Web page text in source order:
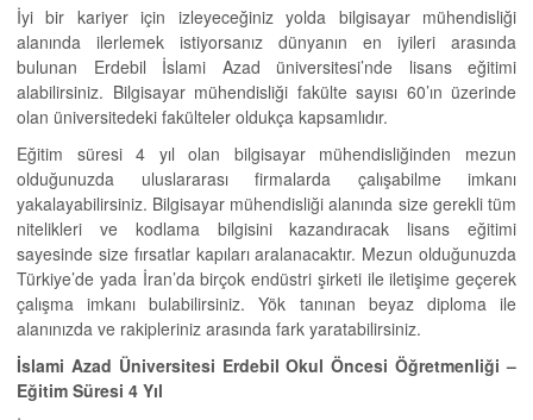
İyi bir kariyer için izleyeceğiniz yolda bilgisayar mühendisliği
alanında ilerlemek istiyorsanız dünyanın en iyileri arasında
bulunan Erdebil İslami Azad üniversitesi’nde lisans eğitimi
alabilirsiniz. Bilgisayar mühendisliği fakülte sayısı 60’ın üzerinde
olan üniversitedeki fakülteler oldukça kapsamlıdır.
Eğitim süresi 4 yıl olan bilgisayar mühendisliğinden mezun
olduğunuzda uluslararası firmalarda çalışabilme imkanı
yakalayabilirsiniz. Bilgisayar mühendisliği alanında size gerekli tüm
nitelikleri ve kodlama bilgisini kazandıracak lisans eğitimi
sayesinde size fırsatlar kapıları aralanacaktır. Mezun olduğunuzda
Türkiye’de yada İran’da birçok endüstri şirketi ile iletişime geçerek
çalışma imkanı bulabilirsiniz. Yök tanınan beyaz diploma ile
alanınızda ve rakipleriniz arasında fark yaratabilirsiniz.
İslami Azad Üniversitesi Erdebil Okul Öncesi Öğretmenliği –
Eğitim Süresi 4 Yıl